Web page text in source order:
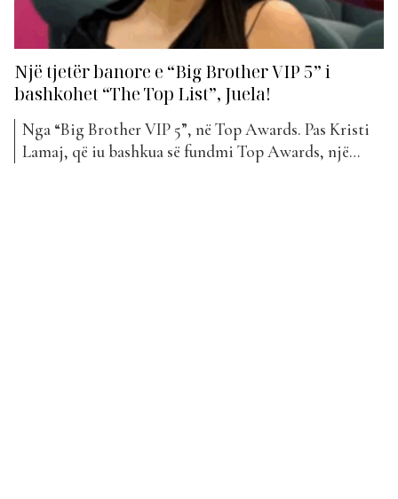
Një tjetër banore e “Big Brother VIP 5” i
bashkohet “The Top List”, Juela!
Nga “Big Brother VIP 5”, në Top Awards. Pas Kristi
Lamaj, që iu bashkua së fundmi Top Awards, një